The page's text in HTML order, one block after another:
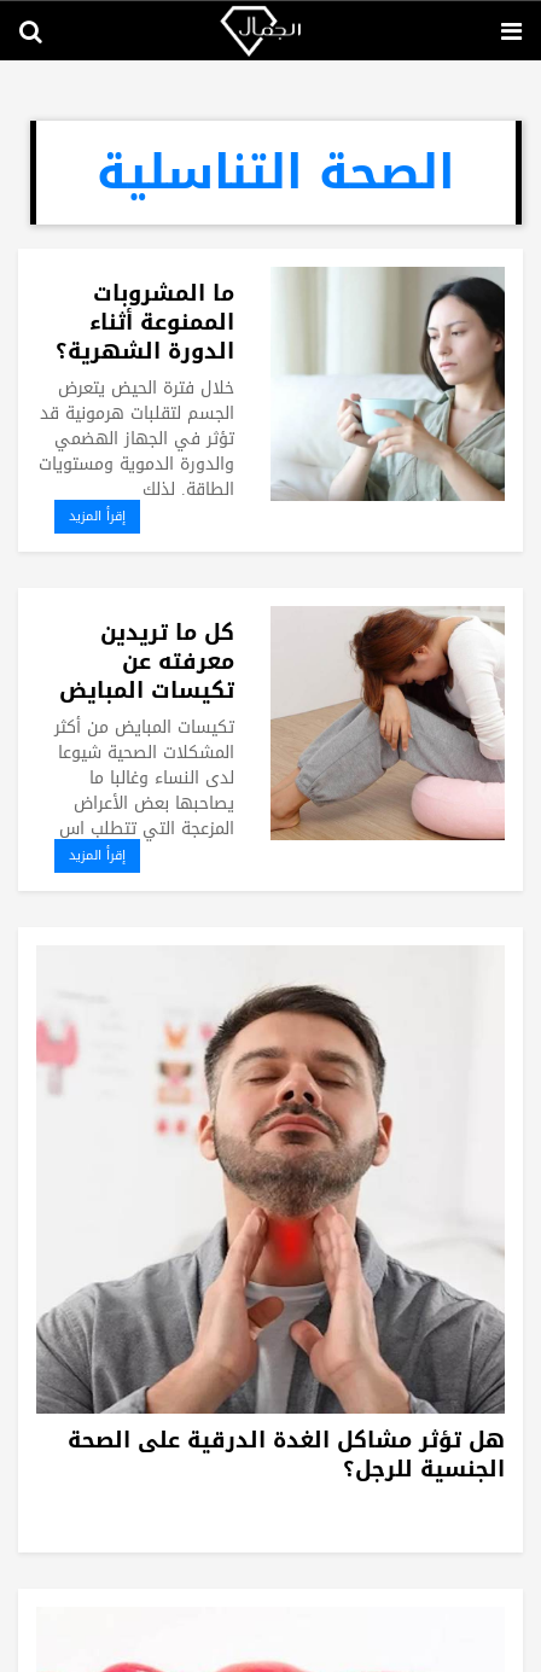
الصحة التناسلية
ما المشروبات
الممنوعة أثناء
الدورة الشهرية؟
خلال فترة الحيض يتعرض
الجسم لتقلبات هرمونية قد
تؤثر في الجهاز الهضمي
والدورة الدموية ومستويات
الطاقة. لذلك
إقرأ المزيد
كل ما تريدين
معرفته عن
تكيسات المبايض
تكيسات المبايض من أكثر
المشكلات الصحية شيوعا
لدى النساء وغالبا ما
يصاحبها بعض الأعراض
المزعجة التي تتطلب اس
إقرأ المزيد
هل تؤثر مشاكل الغدة الدرقية على الصحة
الجنسية للرجل؟